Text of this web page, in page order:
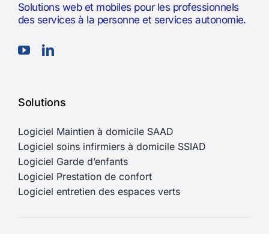
Solutions web et mobiles pour les professionnels
des services à la personne et services autonomie.
Solutions
Logiciel Maintien à domicile SAAD
Logiciel soins infirmiers à domicile SSIAD
Logiciel Garde d’enfants
Logiciel Prestation de confort
Logiciel entretien des espaces verts